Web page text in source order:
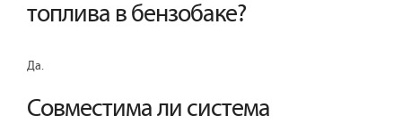
топлива в бензобаке?
Да.
Совместима ли система